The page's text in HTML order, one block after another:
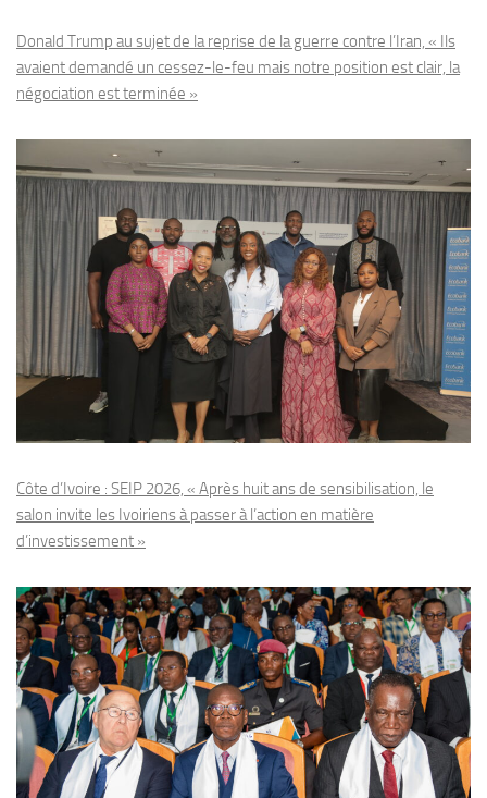
Donald Trump au sujet de la reprise de la guerre contre l’Iran, « Ils
avaient demandé un cessez-le-feu mais notre position est clair, la
négociation est terminée »
Côte d’Ivoire : SEIP 2026, « Après huit ans de sensibilisation, le
salon invite les Ivoiriens à passer à l’action en matière
d’investissement »